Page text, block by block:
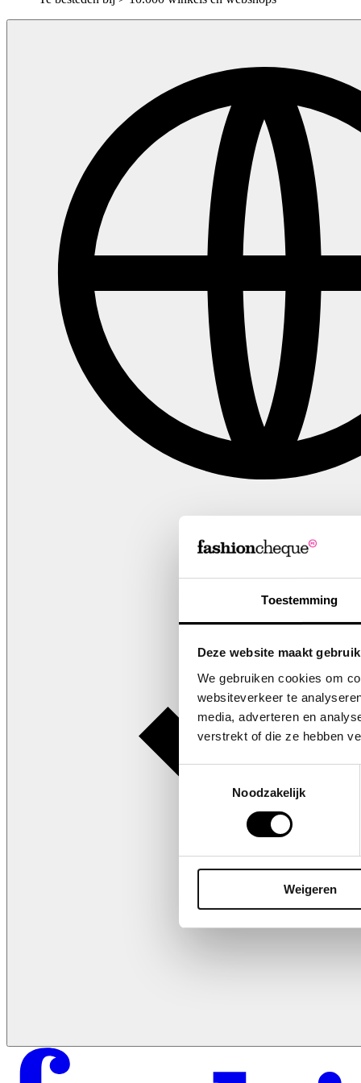
Toestemming
Deze website maakt
We gebruiken cookies om
websiteverkeer te
media, adverteren en
verstrekt of die ze hebben
Toestemmingsselectie
Noodzakelijk
Weigeren